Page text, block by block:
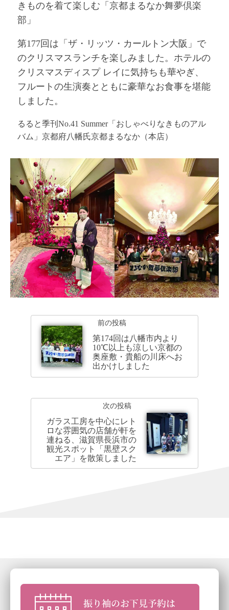
きものを着て楽しむ「京都まるなか舞夢倶楽
部」
第177回は「ザ・リッツ・カールトン大阪」で
のクリスマスランチを楽しみました。ホテルの
クリスマスディスプ レイに気持ちも華やぎ、
フルートの生演奏とともに豪華なお食事を堪能
しました。
るると季刊No.41 Summer「おしゃべりなきものアル
バム」京都府八幡氏京都まるなか（本店）
前の投稿
第174回は八幡市内より
10℃以上も涼しい京都の
奥座敷・貴船の川床へお
出かけしました
次の投稿
ガラス工房を中心にレト
ロな雰囲気の店舗が軒を
連ねる、滋賀県長浜市の
観光スポット「黒壁スク
エア」を散策しました